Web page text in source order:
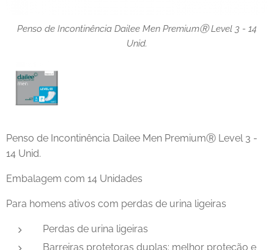
Penso de Incontinência Dailee Men PremiumⓇ Level 3 - 14
Unid.
Penso de Incontinência Dailee Men PremiumⓇ Level 3 -
14 Unid.
Embalagem com 14 Unidades
Para homens ativos com perdas de urina ligeiras
Perdas de urina ligeiras
Barreiras protetoras duplas: melhor proteção e